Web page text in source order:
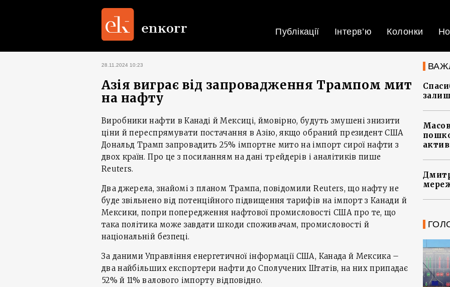
Публікації Інтерв’ю Колонки
28.11.2024 10:23
Азія виграє від запровадження Трампом мит
на нафту
Виробники нафти в Канаді й Мексиці, ймовірно, будуть змушені знизити
ціни й переспрямувати постачання в Азію, якщо обраний президент США
Дональд Трамп запровадить 25% імпортне мито на імпорт сирої нафти з
двох країн. Про це з посиланням на дані трейдерів і аналітиків пише
Reuters.
Два джерела, знайомі з планом Трампа, повідомили Reuters, що нафту не
буде звільнено від потенційного підвищення тарифів на імпорт з Канади й
Мексики, попри попередження нафтової промисловості США про те, що
така політика може завдати шкоди споживачам, промисловості й
національній безпеці.
За даними Управління енергетичної інформації США, Канада й Мексика –
два найбільших експортери нафти до Сполучених Штатів, на них припадає
52% й 11% валового імпорту відповідно.